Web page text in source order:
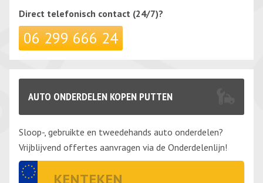
Direct telefonisch contact (24/7)?
06 299 666 24
AUTO ONDERDELEN KOPEN PUTTEN
Sloop-, gebruikte en tweedehands auto onderdelen?
Vrijblijvend offertes aanvragen via de Onderdelenlijn!